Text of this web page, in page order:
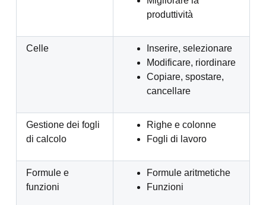
produttività
Celle
Inserire, selezionare
Modificare, riordinare
Copiare, spostare,
cancellare
Gestione dei fogli
di calcolo
Righe e colonne
Fogli di lavoro
Formule e
funzioni
Formule aritmetiche
Funzioni